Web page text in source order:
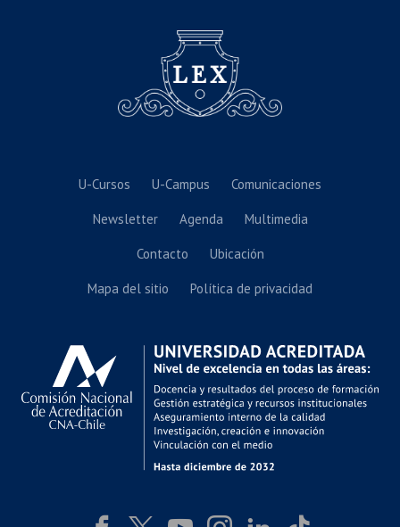
U-Cursos U-Campus Comunicaciones
Newsletter Agenda Multimedia
Contacto Ubicación
Mapa del sitio Política de privacidad